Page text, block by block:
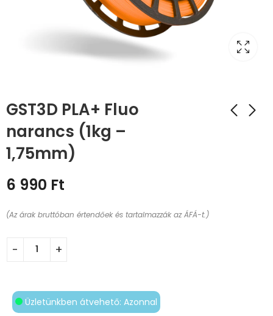
GST3D PLA+ Fluo
narancs (1kg –
1,75mm)
6 990 Ft
(Az árak bruttóban értendőek és tartalmazzák az ÁFÁ-t.)
Üzletünkben átvehető: Azonnal